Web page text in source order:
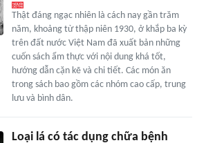
Thật đáng ngạc nhiên là cách nay gần trăm
năm, khoảng từ thập niên 1930, ở khắp ba kỳ
trên đất nước Việt Nam đã xuất bản những
cuốn sách ẩm thực với nội dung khá tốt,
hướng dẫn cặn kẽ và chi tiết. Các món ăn
trong sách bao gồm các nhóm cao cấp, trung
lưu và bình dân.
Loại lá có tác dụng chữa bệnh